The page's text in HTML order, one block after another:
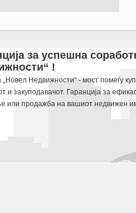
vasata potraga.
за успешна
!
„Новел Недвижности“ - мост помеѓу
и закуподавачот. Гаранција за
или продажба на вашиот недвижен